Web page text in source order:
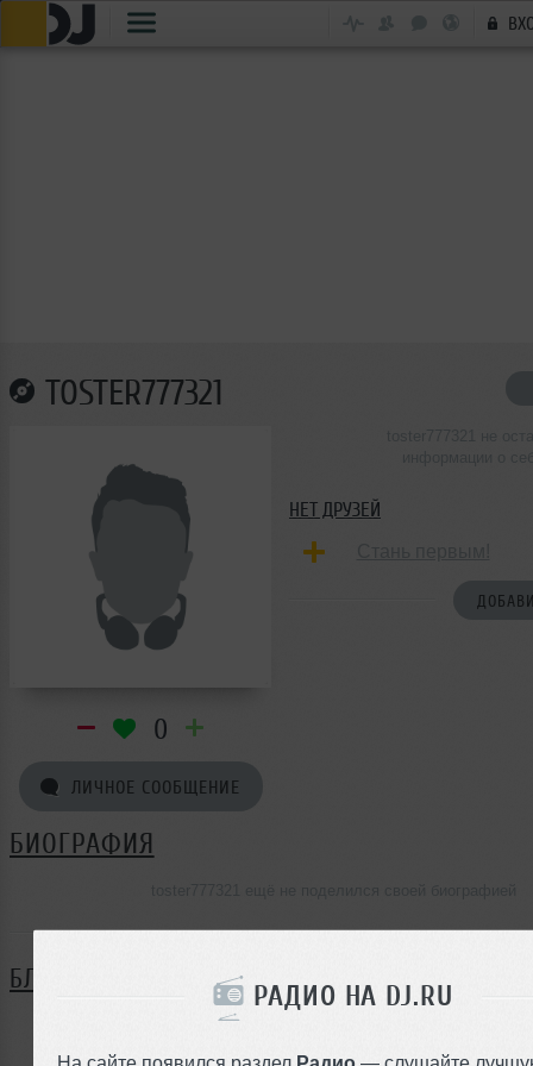
РАДИО НА DJ.RU
На сайте появился раздел Радио — слушайте
TOSTER777321
0
ЛИЧНОЕ СООБЩЕНИЕ
НЕТ ДРУЗЕЙ
БИОГРАФИЯ
БЛОГ